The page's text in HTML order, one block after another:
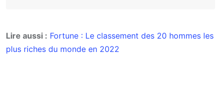
Lire aussi : Fortune : Le classement des 20 hommes les
plus riches du monde en 2022